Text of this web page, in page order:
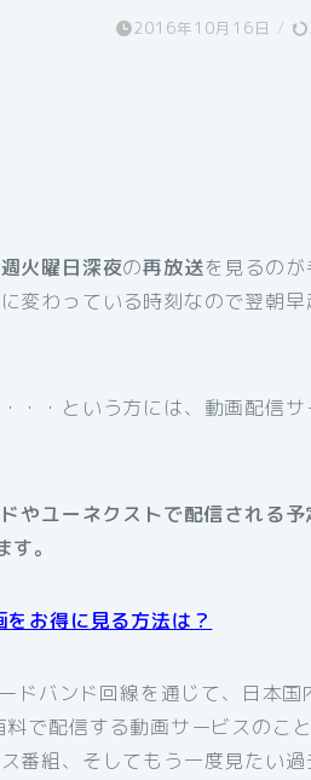
2016年10月16日 /
火曜日深夜の再放送を見るの
変わっている時刻なので翌朝早
・・という方には、動画配信サ
やユーネクストで配信される
。
お得に見る方法は？
ドバンド回線を通じて、日本国
で配信する動画サービスのこ
番組、そしてもう一度見たい過